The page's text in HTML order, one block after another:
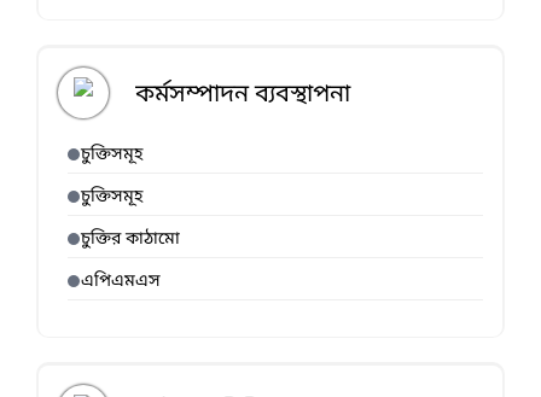
কর্মসম্পাদন ব্যবস্থাপনা
চুক্তিসমূহ
চুক্তিসমূহ
চুক্তির কাঠামো
এপিএমএস